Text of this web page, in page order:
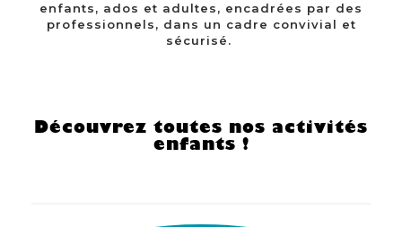
enfants, ados et adultes, encadrées par des
professionnels, dans un cadre convivial et
sécurisé.
Découvrez toutes nos activités
enfants !